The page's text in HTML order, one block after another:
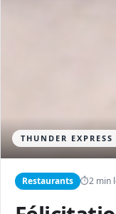
THUNDER EXPRESS
Restaurants ⏱2 min